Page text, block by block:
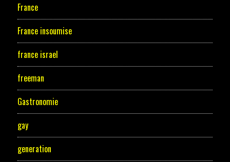
France
France insoumise
france israel
freeman
Gastronomie
gay
generation